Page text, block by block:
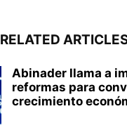
RELATED
Abinader llama a
reformas para
crecimiento